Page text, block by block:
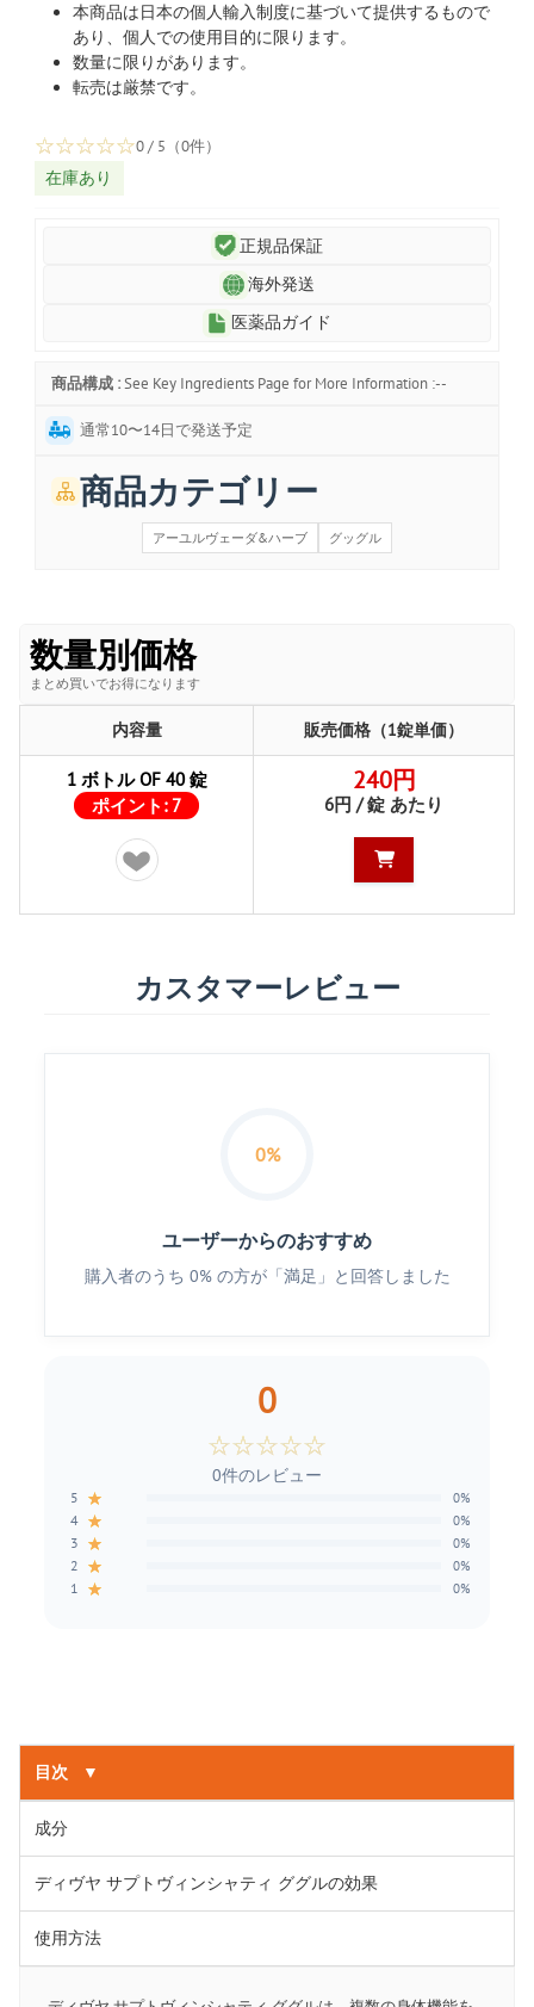
本商品は日本の個人輸入制度に基づいて提供するもので
あり、個人での使用目的に限ります。
数量に限りがあります。
転売は厳禁です。
☆☆☆☆☆0 / 5（0件）
在庫あり
正規品保証
海外発送
医薬品ガイド
商品構成 : See Key Ingredients Page for More Information :--
通常10〜14日で発送予定
商品カテゴリー
アーユルヴェーダ&ハーブ グッグル
数量別価格
まとめ買いでお得になります
内容量 販売価格（1錠単価）
1 ボトル OF 40 錠
ポイント: 7
240円
6円 / 錠 あたり
カスタマーレビュー
0%
ユーザーからのおすすめ
購入者のうち 0% の方が「満足」と回答しました
0
☆☆☆☆☆
0件のレビュー
5 ★ 0%
4 ★ 0%
3 ★ 0%
2 ★ 0%
1 ★ 0%
目次 ▼
成分
ディヴヤ サプトヴィンシャティ ググルの効果
使用方法